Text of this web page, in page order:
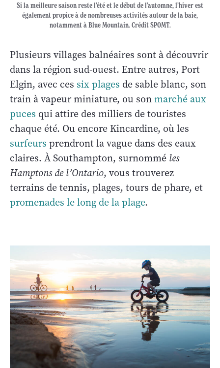
Si la meilleure saison reste l’été et le début de l’automne, l’hiver est
également propice à de nombreuses activités autour de la baie,
notamment à Blue Mountain. Crédit SPOMT.
Plusieurs villages balnéaires sont à découvrir
dans la région sud-ouest. Entre autres, Port
Elgin, avec ces six plages de sable blanc, son
train à vapeur miniature, ou sonmarché aux
puces qui attire des milliers de touristes
chaque été. Ou encore Kincardine, où les
surfeurs prendront la vague dans des eaux
claires. À Southampton, surnommé les
Hamptons de l’Ontario, vous trouverez
terrains de tennis, plages, tours de phare, et
promenades le long de la plage.